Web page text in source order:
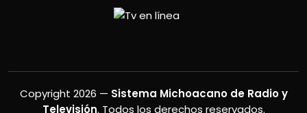
Copyright 2026 — Sistema Michoacano de Radio y
Televisión. Todos los derechos reservados.